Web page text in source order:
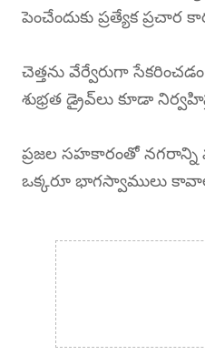
పెంచేందుకు ప్రత్యేక ప్రచార
చెత్తను వేర్వేరుగా
శుభ్రత డ్రైవ్‌లు కూడా
ప్రజల సహకారంతో నగరాన్ని
ఒక్కరూ భాగస్వాములు